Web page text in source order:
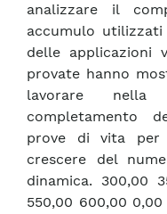
analizzare il
accumulo
delle applicazioni
provate hanno
lavorare nella
completamento
prove di vita per
crescere del
dinamica. 300,00
550,00 600,00